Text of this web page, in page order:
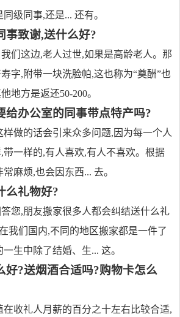
级同事,还是... 还有。
事致谢,送什么好?
们这边,老人过世,如果是高龄老人。那
字,附带一块洗脸帕,这也称为“奠酬”也
地方是返还50-200。
给办公室的同事带点特产吗?
做的话会引来众多问题,因为每一个人
带一样的,有人喜欢,有人不喜欢。根据
麻烦,也会因东西... 去。
么礼物好?
您,朋友搬家很多人都会纠结送什么礼
我们国内,不同的地区搬家都是一件了
生中除了结婚、生... 这。
好?送烟酒合适吗?购物卡怎么
收礼人月薪的百分之十左右比较合适,